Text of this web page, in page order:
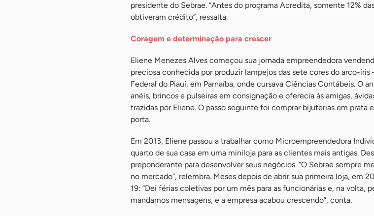
presidente do Sebrae. “Antes do programa Acredita, somente 12%
obtiveram crédito”, ressalta.
Coragem e determinação para crescer
Eliene Menezes Alves começou sua jornada empreendedora
preciosa conhecida por produzir lampejos das sete cores do arco-íris
Federal do Piauí, em Parnaíba, onde cursava Ciências Contábeis. O
anéis, brincos e pulseiras em consignação e oferecia às amigas,
trazidas por Eliene. O passo seguinte foi comprar bijuterias em prata
porta.
Em 2013, Eliene passou a trabalhar como Microempreendedora
quarto de sua casa em uma miniloja para as clientes mais antigas.
preponderante para desenvolver seus negócios. “O Sebrae sempre
no mercado”, relembra. Meses depois de abrir sua primeira loja, em
19: “Dei férias coletivas por um mês para as funcionárias e, na volta,
mandamos mensagens, e a empresa acabou crescendo”, conta.